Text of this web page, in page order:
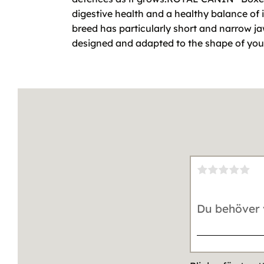
digestive health and a healthy balance of
breed has particularly short and narrow
designed and adapted to the shape of